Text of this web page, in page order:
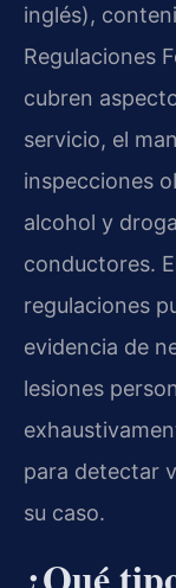
inglés),
Regulaciones
cubren
servicio, el
inspecciones
alcohol y
conductores.
regulaciones
evidencia de
lesiones
para detectar
su caso.